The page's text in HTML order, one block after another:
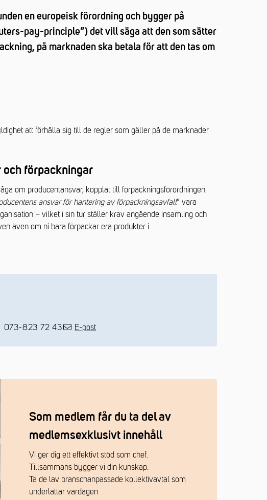
en europeisk förordning och bygger på
pay-principle”) det vill säga att den som sätter
på marknaden ska betala för att den tas om
att förhålla sig till de regler som gäller på de marknader
förpackningar
om producentansvar, kopplat till förpackningsförordningen.
ansvar för hantering av förpackningsavfall” vara
– vilket i sin tur ställer krav angående insamling och
även om ni bara förpackar era produkter i
073-823 72 43 E-post
Som medlem får du ta del av
medlemsexklusivt innehåll
Vi ger dig ett effektivt stöd som chef.
Tillsammans bygger vi din kunskap.
Ta de lav branschanpassade kollektivavtal som
underlättar vardagen